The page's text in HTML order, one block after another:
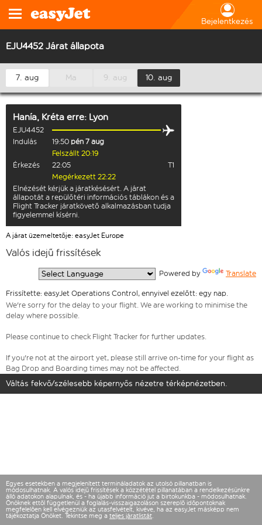
Bejelentkezés
EJU4452 Járat állapota
7. aug Ma 9. aug 10. aug
Hanía, Kréta erre: Lyon
EJU4452
Indulás
19:50 pén 7 aug
Felszállt 20:19
Érkezés
22:05
T1
Megérkezett 22:22
Elnézését kérjük a járatkésésért. A járat
állapotát a repülőtéri információs táblákon és a
Flight Tracker járatkövető alkalmazásban tudja
figyelemmel kísérni.
A járat üzemeltetője: easyJet Europe
Valós idejű frissítések
Powered by Translate
Frissítette: easyJet Operations Control, ennyivel ezelőtt: egy nap.
We're sorry for the delay to your flight. We are working to minimise the
delay where possible.
Please continue to check Flight Tracker for further updates.
If you're not at the airport yet, please still arrive on-time for your flight as
Bag Drop and Boarding times may not be affected.
Váltás fekvő/szélesebb képernyős nézetre térképnézetben.
Egyes esetekben a megjelenített termináladatok az utolsó pillanatban is
módosulhatnak. A valós idejű frissítések a közzététel pillanatában a rendelkezésünkre
álló adatokon alapulnak, és - ha újabb információ jut a birtokunkba - módosulhatnak.
Önöknek ettől függetlenül a foglalás-visszaigazoláson szereplő időpontoknak
megfelelően kell elvégezniük az utasfelvételt, kivéve, ha az easyJet másképp nem
tájékoztatja Önöket. Tekintse meg a teljes járatlistát.